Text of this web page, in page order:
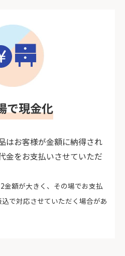
で現金化
はお客様が金額に納得され
金をお支払いさせていただ
額が大きく、その場でお支払
で対応させていただく場合があ